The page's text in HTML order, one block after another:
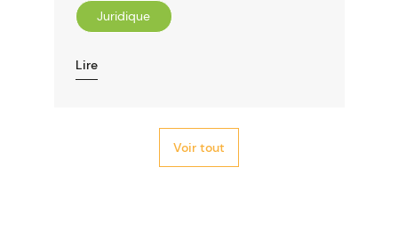
Voir tout
Juridique
Lire